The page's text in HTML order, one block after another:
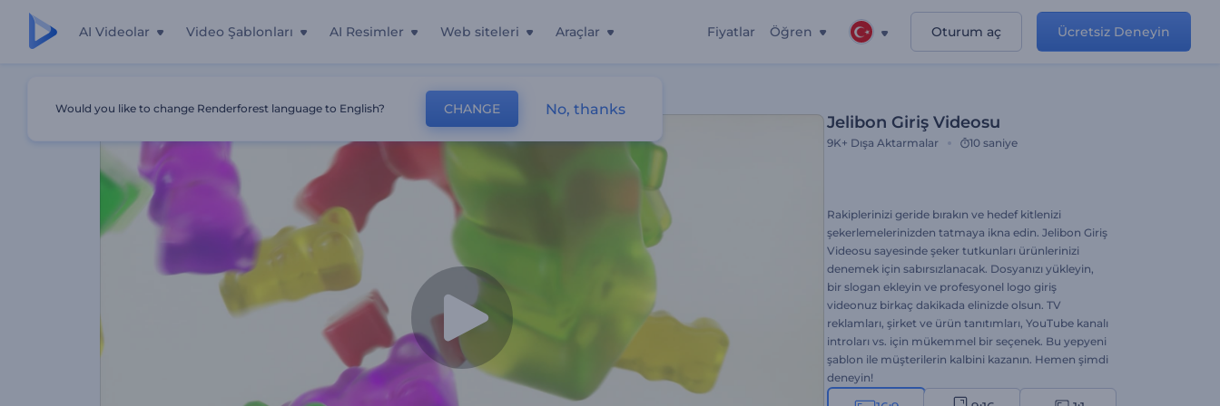
AI Videolar Video Şablonları AI Resimler Web siteleri Araçlar Fiyatlar Öğren Oturum aç Ücretsiz Deneyin
Jelibon Giriş Videosu
9K+ Dışa Aktarmalar 10 saniye
Rakiplerinizi geride bırakın ve hedef kitlenizi
şekerlemelerinizden tatmaya ikna edin. Jelibon Giriş
Videosu sayesinde şeker tutkunları ürünlerinizi
denemek için sabırsızlanacak. Dosyanızı yükleyin,
bir slogan ekleyin ve profesyonel logo giriş
videonuz birkaç dakikada elinizde olsun. TV
reklamları, şirket ve ürün tanıtımları, YouTube kanalı
introları vs. için mükemmel bir seçenek. Bu yepyeni
şablon ile müşterilerin kalbini kazanın. Hemen şimdi
deneyin!
Would you like to change Renderforest language to English? CHANGE No, thanks